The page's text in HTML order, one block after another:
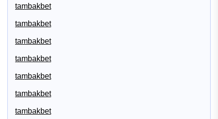
tambakbet
tambakbet
tambakbet
tambakbet
tambakbet
tambakbet
tambakbet